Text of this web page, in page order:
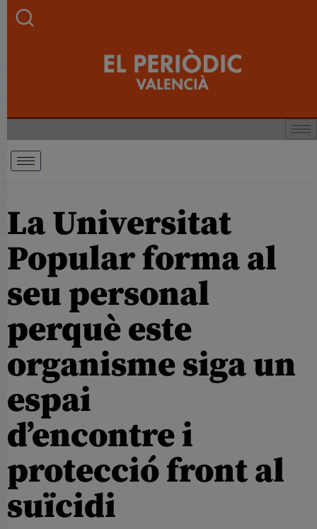
La Universitat
Popular forma al
seu personal
perquè este
organisme siga un
espai
d’encontre i
protecció front al
suïcidi